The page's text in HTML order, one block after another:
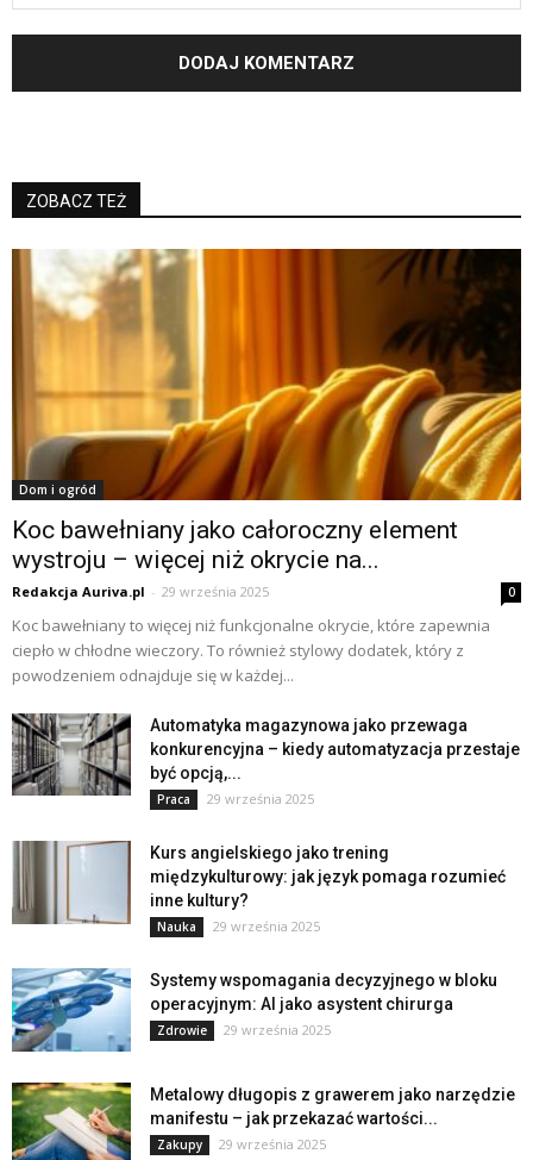
ZOBACZ TEŻ
Dom i ogród
Koc bawełniany jako całoroczny element
wystroju – więcej niż okrycie na...
Redakcja Auriva.pl - 29 września 2025 0
Koc bawełniany to więcej niż funkcjonalne okrycie, które zapewnia
ciepło w chłodne wieczory. To również stylowy dodatek, który z
powodzeniem odnajduje się w każdej...
Automatyka magazynowa jako przewaga
konkurencyjna – kiedy automatyzacja przestaje
być opcją,...
Praca 29 września 2025
Kurs angielskiego jako trening
międzykulturowy: jak język pomaga rozumieć
inne kultury?
Nauka 29 września 2025
Systemy wspomagania decyzyjnego w bloku
operacyjnym: AI jako asystent chirurga
Zdrowie 29 września 2025
Metalowy długopis z grawerem jako narzędzie
manifestu – jak przekazać wartości...
Zakupy 29 września 2025